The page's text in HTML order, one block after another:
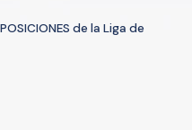
de la Liga de